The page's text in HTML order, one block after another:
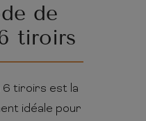
de
tiroirs
6 tiroirs est la
idéale pour